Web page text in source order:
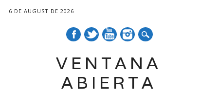
6 DE AUGUST DE 2026
VENTANA
ABIERTA